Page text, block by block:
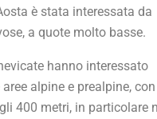
è stata interessata da
a quote molto basse.
hanno interessato
alpine e prealpine,
400 metri, in particolare